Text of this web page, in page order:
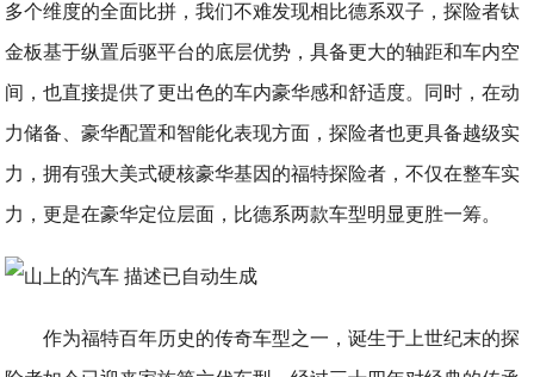
多个维度的全面比拼，我们不难发现相比德系双子，探险者钛
金板基于纵置后驱平台的底层优势，具备更大的轴距和车内空
间，也直接提供了更出色的车内豪华感和舒适度。同时，在动
力储备、豪华配置和智能化表现方面，探险者也更具备越级实
力，拥有强大美式硬核豪华基因的福特探险者，不仅在整车实
力，更是在豪华定位层面，比德系两款车型明显更胜一筹。
作为福特百年历史的传奇车型之一，诞生于上世纪末的探